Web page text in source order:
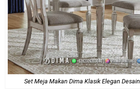
Set Meja Makan Dima Klasik Elegan